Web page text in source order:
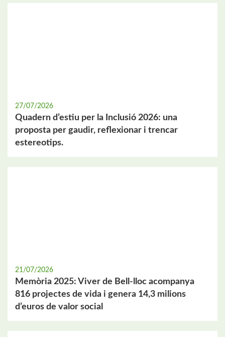
27/07/2026
Quadern d’estiu per la Inclusió 2026: una
proposta per gaudir, reflexionar i trencar
estereotips.
21/07/2026
Memòria 2025: Viver de Bell-lloc acompanya
816 projectes de vida i genera 14,3 milions
d’euros de valor social